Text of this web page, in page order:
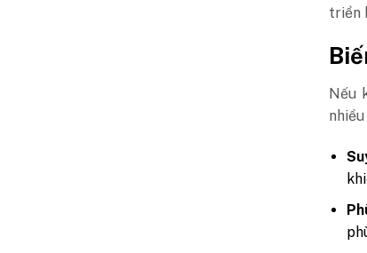
triển
Nếu